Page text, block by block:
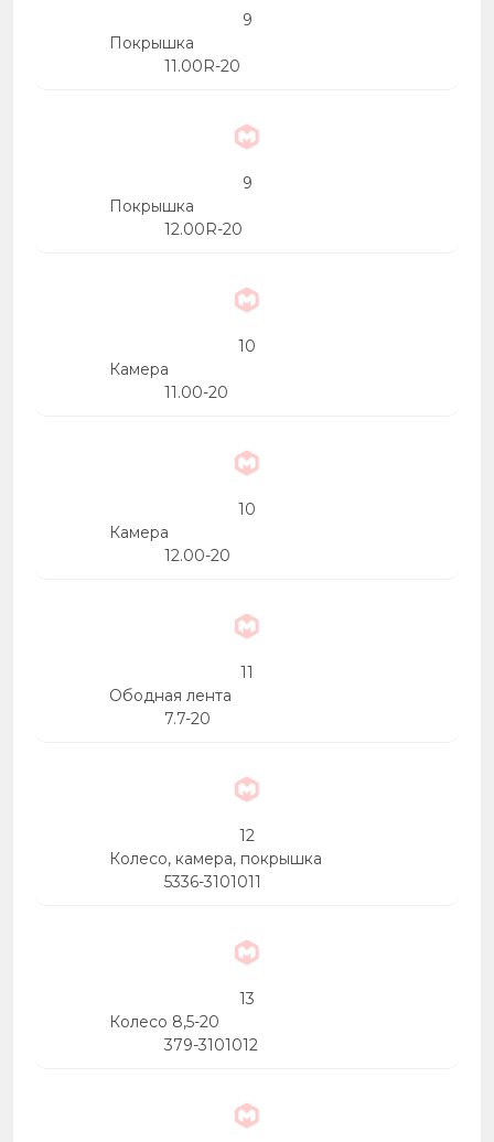
9
Покрышка
11.00R-20
9
Покрышка
12.00R-20
10
Камера
11.00-20
10
Камера
12.00-20
11
Ободная лента
7.7-20
12
Колесо, камера, покрышка
5336-3101011
13
Колесо 8,5-20
379-3101012